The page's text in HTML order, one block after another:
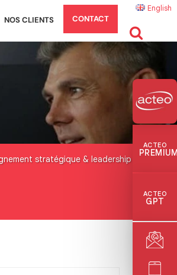
English
ACTEO
ACTEO
GPT
NOS CLIENTS CONTACT
stratégique & leadership